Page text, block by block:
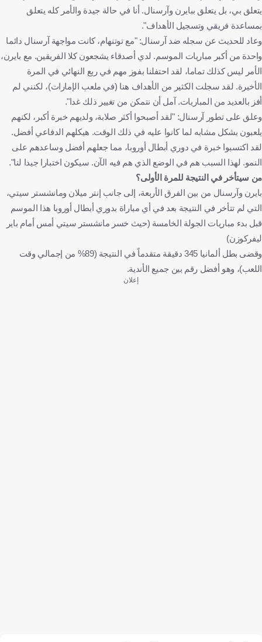
يتعلق بي، بل يتعلق ببايرن وآرسنال. أنا في حالة جيدة والأمر كله يتعلق
بمساعدة فريقي وتسجيل الأهداف".
وعاد للحديث عن سجله ضد آرسنال: "مع توتنهام، كانت مواجهة آرسنال دائما
واحدة من أكبر مباريات الموسم. لدي أصدقاء يشجعون كلا الفريقين. مع بايرن،
الأمر ليس كذلك تماما، لقد احتفلنا بفوز مهم في ربع النهائي في المرة
الأخيرة. لقد سجلت الكثير من الأهداف هنا (في ملعب الإمارات)، لكنني لم
أفز بالعديد من المباريات. آمل أن نتمكن من تغيير ذلك غدا".
وعلق على تطور آرسنال: "لقد أصبحوا أكثر صلابة، ولديهم خبرة أكبر، لكنهم
يلعبون بشكل مشابه لما كانوا عليه في ذلك الوقت. هيكلهم الدفاعي أفضل.
لقد اكتسبوا خبرة في دوري أبطال أوروبا، مما جعلهم أفضل وساعدهم على
النمو. لهذا السبب هم في الوضع الذي هم فيه الآن. سيكون اختبارا جيدا لنا".
من سيتأخر في النتيجة للمرة الأولى؟
بايرن وآرسنال من بين الفرق الأربعة، إلى جانب إنتر ميلان ومانشستر سيتي،
التي لم تتأخر في النتيجة بعد في أي مباراة بدوري أبطال أوروبا هذا الموسم
قبل بدء مباريات الجولة الخامسة (حيث خسر مانشستر سيتي أمس أمام باير
ليفركوزن)
وقضى بطل ألمانيا 345 دقيقة متقدماً في النتيجة (89% من إجمالي وقت
اللعب)، وهو أفضل رقم بين جميع الأندية.
إعلان